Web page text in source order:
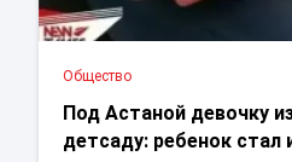
Общество
Под Астаной девочку
детсаду: ребенок стал